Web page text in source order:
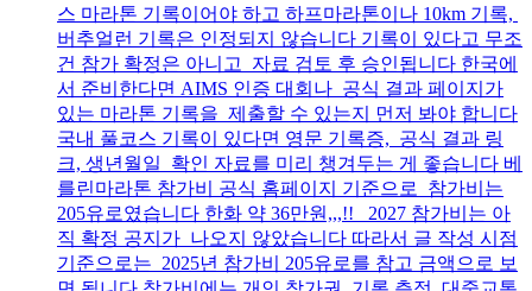
스 마라톤 기록이어야 하고 하프마라톤이나 10km 기록,
버추얼런 기록은 인정되지 않습니다 기록이 있다고 무조
건 참가 확정은 아니고 자료 검토 후 승인됩니다 한국에
서 준비한다면 AIMS 인증 대회나 공식 결과 페이지가
있는 마라톤 기록을 제출할 수 있는지 먼저 봐야 합니다
국내 풀코스 기록이 있다면 영문 기록증, 공식 결과 링
크, 생년월일 확인 자료를 미리 챙겨두는 게 좋습니다 베
를린마라톤 참가비 공식 홈페이지 기준으로 참가비는
205유로였습니다 한화 약 36만원,,,!! 2027 참가비는 아
직 확정 공지가 나오지 않았습니다 따라서 글 작성 시점
기준으로는 2025년 참가비 205유로를 참고 금액으로 보